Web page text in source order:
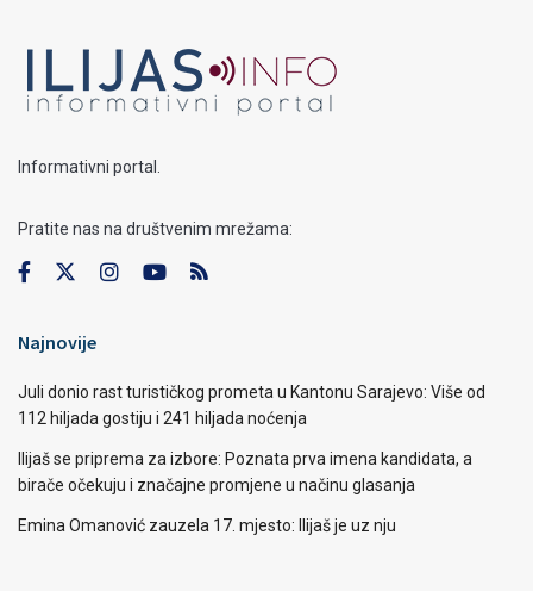
Informativni portal.
Pratite nas na društvenim mrežama:
Najnovije
Juli donio rast turističkog prometa u Kantonu Sarajevo: Više od
112 hiljada gostiju i 241 hiljada noćenja
Ilijaš se priprema za izbore: Poznata prva imena kandidata, a
birače očekuju i značajne promjene u načinu glasanja
Emina Omanović zauzela 17. mjesto: Ilijaš je uz nju